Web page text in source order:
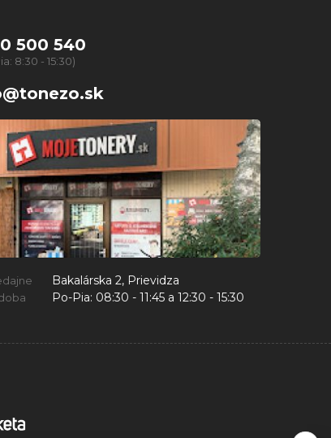
500 540
8:30 - 15:30)
Bakalárska 2, Prievidza
Po-Pia: 08:30 - 11:45 a 12:30 - 15:30